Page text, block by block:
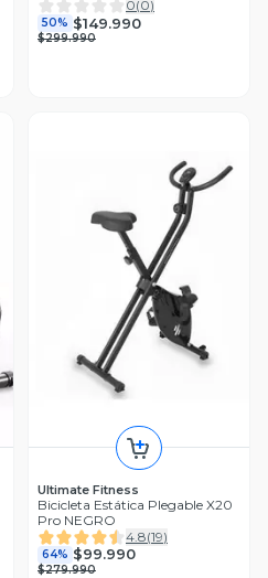
0(0)
50% $149.990
$299.990
Ultimate Fitness
Bicicleta Estática Plegable X20
Pro NEGRO
4.8(19)
64% $99.990
$279.990